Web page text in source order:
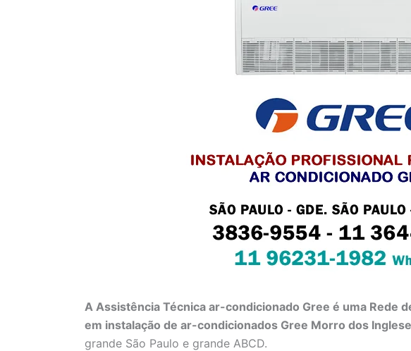
A Assistência Técnica ar-condicionado Gree é uma Rede
em instalação de ar-condicionados Gree Morro dos
grande São Paulo e grande ABCD.